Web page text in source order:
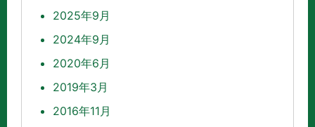
2025年9月
2024年9月
2020年6月
2019年3月
2016年11月